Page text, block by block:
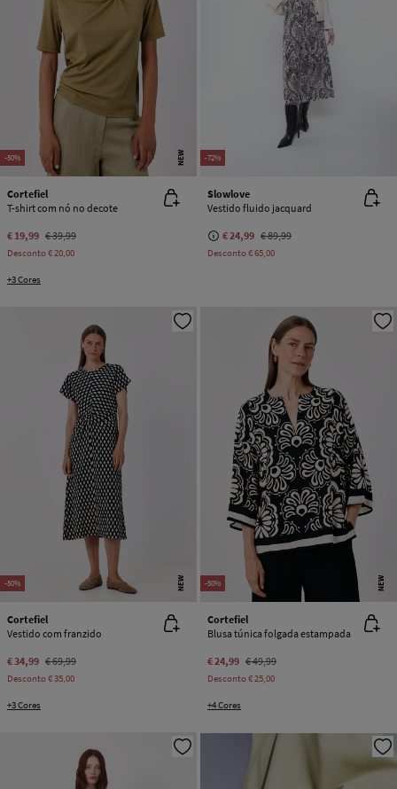
-50% NEW
Cortefiel
T-shirt com nó no decote
€ 19,99 € 39,99
Desconto€ 20,00
+3 Cores
-72%
Slowlove
Vestido fluido jacquard
€ 24,99 € 89,99
Desconto€ 65,00
-50% NEW
Cortefiel
Vestido com franzido
€ 34,99 € 69,99
Desconto€ 35,00
+3 Cores
-50% NEW
Cortefiel
Blusa túnica folgada estampada
€ 24,99 € 49,99
Desconto€ 25,00
+4 Cores